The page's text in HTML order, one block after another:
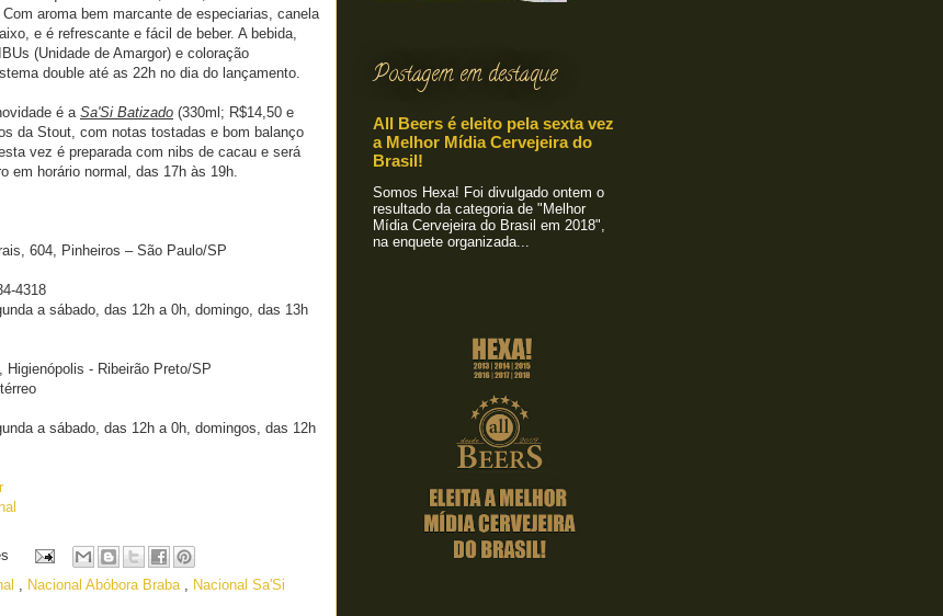
aroma bem marcante de especiarias, canela
e é refrescante e fácil de beber. A bebida,
(Unidade de Amargor) e coloração
double até as 22h no dia do lançamento.
é a Sa'Si Batizado (330ml; R$14,50 e
da Stout, com notas tostadas e bom balanço
vez é preparada com nibs de cacau e será
em horário normal, das 17h às 19h.
604, Pinheiros – São Paulo/SP
4318
a sábado, das 12h a 0h, domingo, das 13h
Higienópolis - Ribeirão Preto/SP
a sábado, das 12h a 0h, domingos, das 12h
, Nacional Abóbora Braba , Nacional Sa'Si
Postagem em destaque
All Beers é eleito pela sexta vez
a Melhor Mídia Cervejeira do
Brasil!
Somos Hexa! Foi divulgado ontem o
resultado da categoria de "Melhor
Mídia Cervejeira do Brasil em 2018",
na enquete organizada...